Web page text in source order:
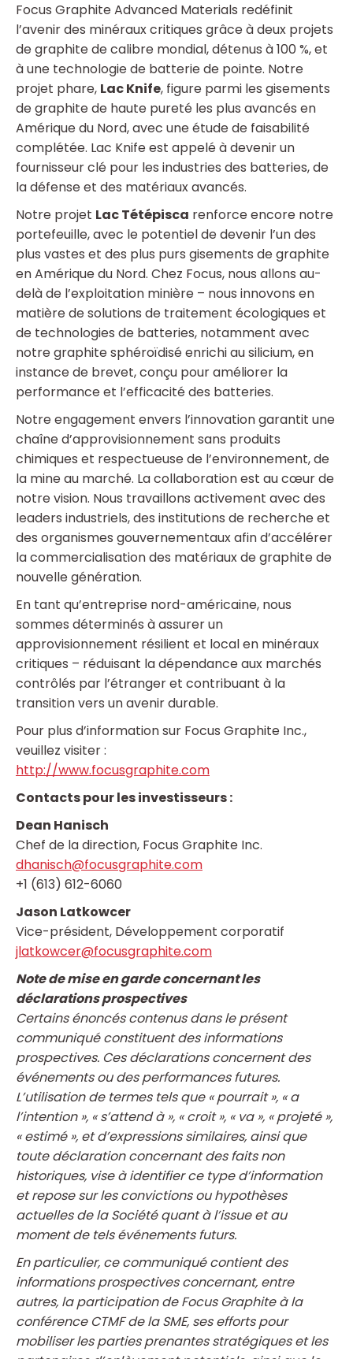
Focus Graphite Advanced Materials redéfinit
l’avenir des minéraux critiques grâce à deux projets
de graphite de calibre mondial, détenus à 100 %, et
à une technologie de batterie de pointe. Notre
projet phare, Lac Knife, figure parmi les gisements
de graphite de haute pureté les plus avancés en
Amérique du Nord, avec une étude de faisabilité
complétée. Lac Knife est appelé à devenir un
fournisseur clé pour les industries des batteries, de
la défense et des matériaux avancés.
Notre projet Lac Tétépisca renforce encore notre
portefeuille, avec le potentiel de devenir l’un des
plus vastes et des plus purs gisements de graphite
en Amérique du Nord. Chez Focus, nous allons au-
delà de l’exploitation minière – nous innovons en
matière de solutions de traitement écologiques et
de technologies de batteries, notamment avec
notre graphite sphéroïdisé enrichi au silicium, en
instance de brevet, conçu pour améliorer la
performance et l’efficacité des batteries.
Notre engagement envers l’innovation garantit une
chaîne d’approvisionnement sans produits
chimiques et respectueuse de l’environnement, de
la mine au marché. La collaboration est au cœur de
notre vision. Nous travaillons activement avec des
leaders industriels, des institutions de recherche et
des organismes gouvernementaux afin d’accélérer
la commercialisation des matériaux de graphite de
nouvelle génération.
En tant qu’entreprise nord-américaine, nous
sommes déterminés à assurer un
approvisionnement résilient et local en minéraux
critiques – réduisant la dépendance aux marchés
contrôlés par l’étranger et contribuant à la
transition vers un avenir durable.
Pour plus d’information sur Focus Graphite Inc.,
veuillez visiter :
http://www.focusgraphite.com
Contacts pour les investisseurs :
Dean Hanisch
Chef de la direction, Focus Graphite Inc.
dhanisch@focusgraphite.com
+1 (613) 612-6060
Jason Latkowcer
Vice-président, Développement corporatif
jlatkowcer@focusgraphite.com
Note de mise en garde concernant les
déclarations prospectives
Certains énoncés contenus dans le présent
communiqué constituent des informations
prospectives. Ces déclarations concernent des
événements ou des performances futures.
L’utilisation de termes tels que « pourrait », « a
l’intention », « s’attend à », « croit », « va », « projeté »,
« estimé », et d’expressions similaires, ainsi que
toute déclaration concernant des faits non
historiques, vise à identifier ce type d’information
et repose sur les convictions ou hypothèses
actuelles de la Société quant à l’issue et au
moment de tels événements futurs.
En particulier, ce communiqué contient des
informations prospectives concernant, entre
autres, la participation de Focus Graphite à la
conférence CTMF de la SME, ses efforts pour
mobiliser les parties prenantes stratégiques et les